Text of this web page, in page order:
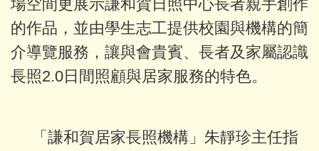
場空間更展示謙和賀日照中心長者親手創作
的作品，並由學生志工提供校園與機構的簡
介導覽服務，讓與會貴賓、長者及家屬認識
長照2.0日間照顧與居家服務的特色。
「謙和賀居家長照機構」朱靜珍主任指